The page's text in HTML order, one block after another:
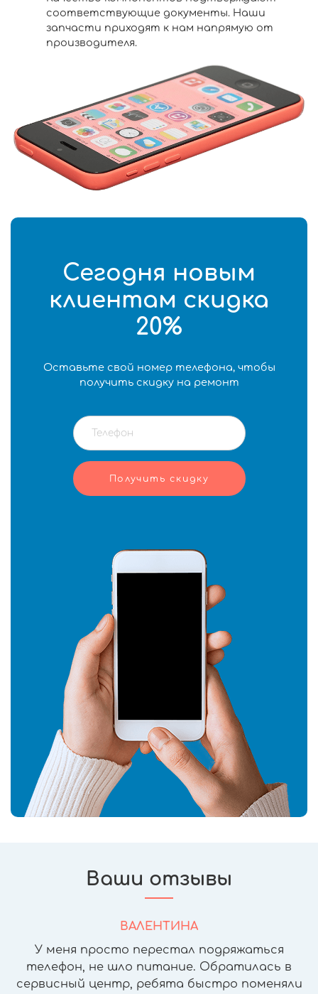
соответствующие документы. Наши
запчасти приходят к нам напрямую от
производителя.
Сегодня новым
клиентам скидка
20%
Оставьте свой номер телефона, чтобы
получить скидку на ремонт
Ваши отзывы
ВАЛЕНТИНА
У меня просто перестал подряжаться
телефон, не шло питание. Обратилась в
сервисный центр, ребята быстро поменяли